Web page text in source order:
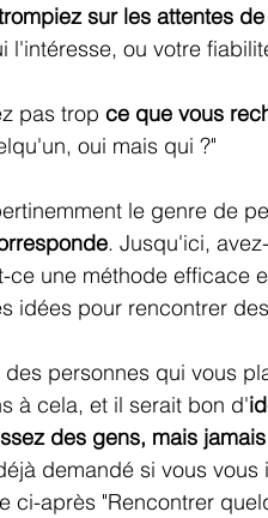
sur les attentes
l'intéresse, ou votre
pas trop ce que vous
oui mais qui ?"
le genre de
. Jusqu'ici,
ce une méthode efficace
idées pour rencontrer
des personnes qui vous
à cela, et il serait bon d'
des gens, mais
demandé si vous
ci-après "Rencontrer